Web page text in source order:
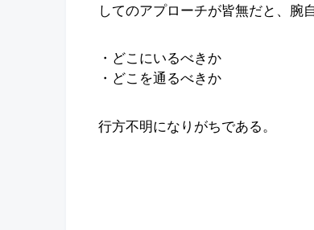
してのアプローチが皆無だと、腕
・どこにいるべきか
・どこを通るべきか
行方不明になりがちである。